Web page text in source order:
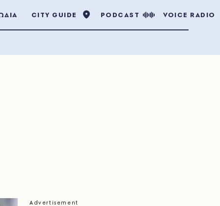
CITY GUIDE PODCAST VOICE RADIO